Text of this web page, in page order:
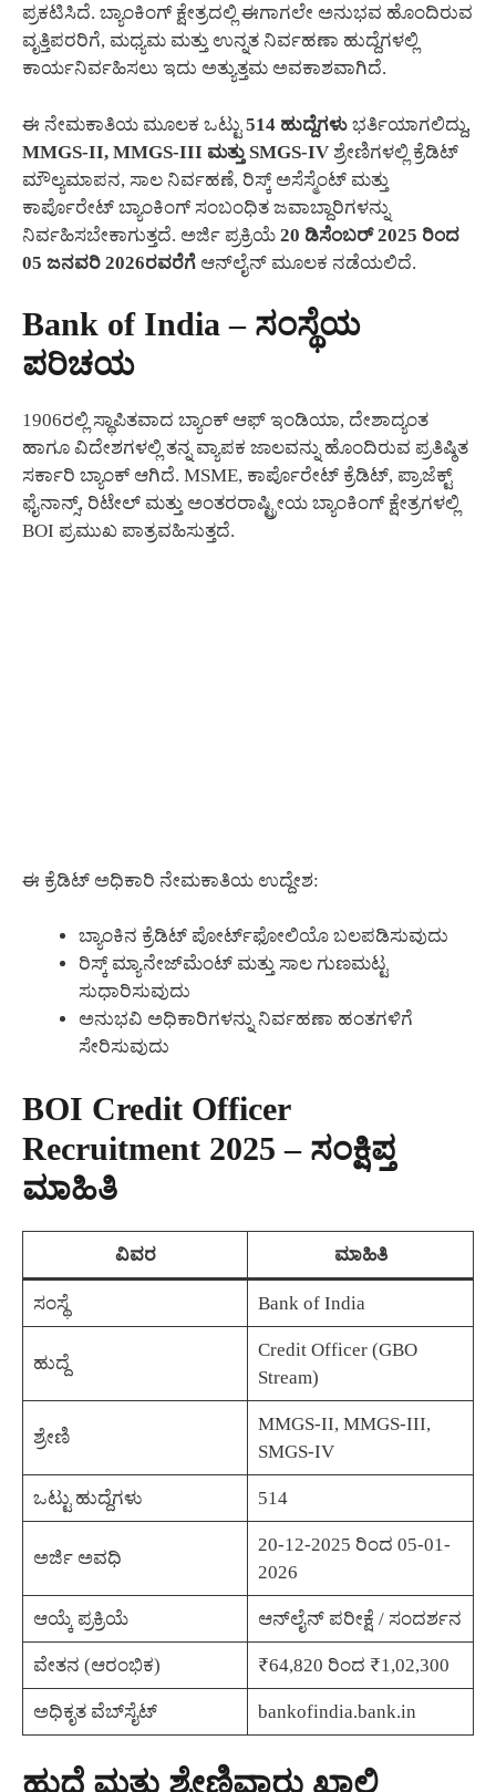
ಪ್ರಕಟಿಸಿದೆ. ಬ್ಯಾಂಕಿಂಗ್ ಕ್ಷೇತ್ರದಲ್ಲಿ ಈಗಾಗಲೇ ಅನುಭವ ಹೊಂದಿರುವ
ವೃತ್ತಿಪರರಿಗೆ, ಮಧ್ಯಮ ಮತ್ತು ಉನ್ನತ ನಿರ್ವಹಣಾ ಹುದ್ದೆಗಳಲ್ಲಿ
ಕಾರ್ಯನಿರ್ವಹಿಸಲು ಇದು ಅತ್ಯುತ್ತಮ ಅವಕಾಶವಾಗಿದೆ.
ಈ ನೇಮಕಾತಿಯ ಮೂಲಕ ಒಟ್ಟು 514 ಹುದ್ದೆಗಳು ಭರ್ತಿಯಾಗಲಿದ್ದು,
MMGS-II, MMGS-III ಮತ್ತು SMGS-IV ಶ್ರೇಣಿಗಳಲ್ಲಿ ಕ್ರೆಡಿಟ್
ಮೌಲ್ಯಮಾಪನ, ಸಾಲ ನಿರ್ವಹಣೆ, ರಿಸ್ಕ್ ಅಸೆಸ್ಮೆಂಟ್ ಮತ್ತು
ಕಾರ್ಪೊರೇಟ್ ಬ್ಯಾಂಕಿಂಗ್ ಸಂಬಂಧಿತ ಜವಾಬ್ದಾರಿಗಳನ್ನು
ನಿರ್ವಹಿಸಬೇಕಾಗುತ್ತದೆ. ಅರ್ಜಿ ಪ್ರಕ್ರಿಯೆ 20 ಡಿಸೆಂಬರ್ 2025 ರಿಂದ
05 ಜನವರಿ 2026ರವರೆಗೆ ಆನ್‌ಲೈನ್ ಮೂಲಕ ನಡೆಯಲಿದೆ.
Bank of India – ಸಂಸ್ಥೆಯ
ಪರಿಚಯ
1906ರಲ್ಲಿ ಸ್ಥಾಪಿತವಾದ ಬ್ಯಾಂಕ್ ಆಫ್ ಇಂಡಿಯಾ, ದೇಶಾದ್ಯಂತ
ಹಾಗೂ ವಿದೇಶಗಳಲ್ಲಿ ತನ್ನ ವ್ಯಾಪಕ ಜಾಲವನ್ನು ಹೊಂದಿರುವ ಪ್ರತಿಷ್ಠಿತ
ಸರ್ಕಾರಿ ಬ್ಯಾಂಕ್ ಆಗಿದೆ. MSME, ಕಾರ್ಪೊರೇಟ್ ಕ್ರೆಡಿಟ್, ಪ್ರಾಜೆಕ್ಟ್
ಫೈನಾನ್ಸ್, ರಿಟೇಲ್ ಮತ್ತು ಅಂತರರಾಷ್ಟ್ರೀಯ ಬ್ಯಾಂಕಿಂಗ್ ಕ್ಷೇತ್ರಗಳಲ್ಲಿ
BOI ಪ್ರಮುಖ ಪಾತ್ರವಹಿಸುತ್ತದೆ.
ಈ ಕ್ರೆಡಿಟ್ ಅಧಿಕಾರಿ ನೇಮಕಾತಿಯ ಉದ್ದೇಶ:
ಬ್ಯಾಂಕಿನ ಕ್ರೆಡಿಟ್ ಪೋರ್ಟ್‌ಫೋಲಿಯೊ ಬಲಪಡಿಸುವುದು
ರಿಸ್ಕ್ ಮ್ಯಾನೇಜ್‌ಮೆಂಟ್ ಮತ್ತು ಸಾಲ ಗುಣಮಟ್ಟ
ಸುಧಾರಿಸುವುದು
ಅನುಭವಿ ಅಧಿಕಾರಿಗಳನ್ನು ನಿರ್ವಹಣಾ ಹಂತಗಳಿಗೆ
ಸೇರಿಸುವುದು
BOI Credit Officer
Recruitment 2025 – ಸಂಕ್ಷಿಪ್ತ
ಮಾಹಿತಿ
ವಿವರ ಮಾಹಿತಿ
ಸಂಸ್ಥೆ Bank of India
ಹುದ್ದೆ
Credit Officer (GBO
Stream)
ಶ್ರೇಣಿ
MMGS-II, MMGS-III,
SMGS-IV
ಒಟ್ಟು ಹುದ್ದೆಗಳು 514
ಅರ್ಜಿ ಅವಧಿ
20-12-2025 ರಿಂದ 05-01-
2026
ಆಯ್ಕೆ ಪ್ರಕ್ರಿಯೆ ಆನ್‌ಲೈನ್ ಪರೀಕ್ಷೆ / ಸಂದರ್ಶನ
ವೇತನ (ಆರಂಭಿಕ) ₹64,820 ರಿಂದ ₹1,02,300
ಅಧಿಕೃತ ವೆಬ್‌ಸೈಟ್ bankofindia.bank.in
ಹುದ್ದೆ ಮತ್ತು ಶ್ರೇಣಿವಾರು ಖಾಲಿ